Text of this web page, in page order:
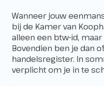
Wanneer jouw
bij de Kamer van
alleen een btw-id,
Bovendien ben je dan
handelsregister. In
verplicht om je in te